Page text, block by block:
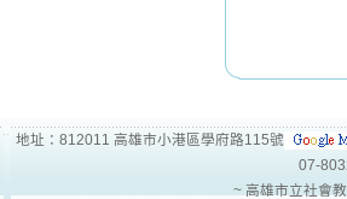
地址：812011 高雄市小港區學府路115號
07-
~ 高雄市立社會